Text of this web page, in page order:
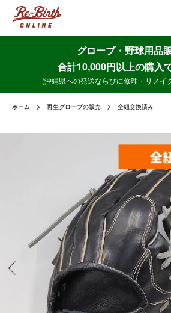
グローブ・野球用品
合計10,000円以上の購入
(沖縄県への発送ならびに修理・リメイ
ホーム 再生グローブの販売 全紐交換済み